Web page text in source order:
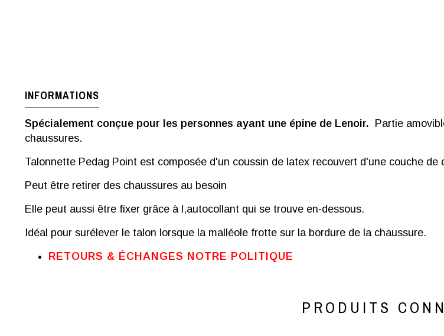
INFORMATIONS
Spécialement conçue pour les personnes ayant une épine de Lenoir. Partie
chaussures.
Talonnette Pedag Point est composée d'un coussin de latex recouvert d'une couche de
Peut être retirer des chaussures au besoin
Elle peut aussi être fixer grâce à l,autocollant qui se trouve en-dessous.
Idéal pour surélever le talon lorsque la malléole frotte sur la bordure de la chaussure.
RETOURS & ÉCHANGES NOTRE POLITIQUE
PRODUITS